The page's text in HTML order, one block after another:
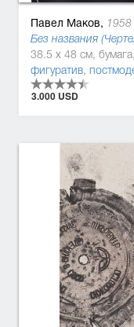
Павел Маков, 1958
Без названия
38.5 x 48 см,
фигуратив,
3.000 USD